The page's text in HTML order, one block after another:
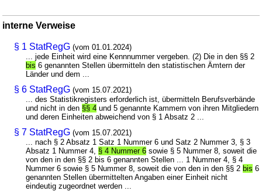
interne Verweise
§ 1 StatRegG (vom 01.01.2024)
... jede Einheit wird eine Kennnummer vergeben. (2) Die in den §§ 2
bis 6 genannten Stellen übermitteln den statistischen Ämtern der
Länder und dem ...
§ 6 StatRegG (vom 15.07.2021)
... des Statistikregisters erforderlich ist, übermitteln Berufsverbände
und nicht in den §§ 4 und 5 genannte Kammern von ihren Mitgliedern
und deren Einheiten abweichend von § 1 Absatz 2 ...
§ 7 StatRegG (vom 15.07.2021)
... nach § 2 Absatz 1 Satz 1 Nummer 6 und Satz 2 Nummer 3, § 3
Absatz 1 Nummer 4, § 4 Nummer 6 sowie § 5 Nummer 8, soweit die
von den in den §§ 2 bis 6 genannten Stellen ... 1 Nummer 4, § 4
Nummer 6 sowie § 5 Nummer 8, soweit die von den in den §§ 2bis 6
genannten Stellen übermittelten Angaben einer Einheit nicht
eindeutig zugeordnet werden ...